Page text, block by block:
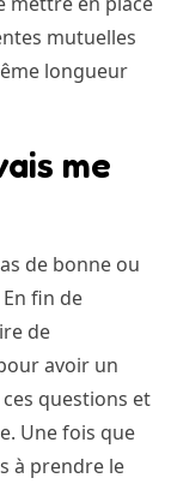
mutuelles
longueur
me
de bonne ou
fin de
de
avoir un
questions et
Une fois que
à prendre le